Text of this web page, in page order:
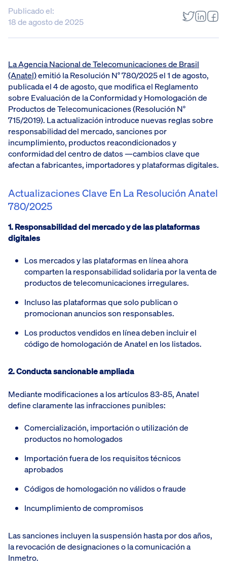
Publicado el:
18 de agosto de 2025
La Agencia Nacional de Telecomunicaciones de Brasil
(Anatel)emitió la Resolución N° 780/2025 el 1 de agosto,
publicada el 4 de agosto, que modifica el Reglamento
sobre Evaluación de la Conformidad y Homologación de
Productos de Telecomunicaciones (Resolución N°
715/2019). La actualización introduce nuevas reglas sobre
responsabilidad del mercado, sanciones por
incumplimiento, productos reacondicionados y
conformidad del centro de datos —cambios clave que
afectan a fabricantes, importadores y plataformas digitales.
Actualizaciones Clave En La Resolución Anatel
780/2025
1. Responsabilidad del mercado y de las plataformas
digitales
Los mercados y las plataformas en línea ahora
comparten la responsabilidad solidaria por la venta de
productos de telecomunicaciones irregulares.
Incluso las plataformas que solo publican o
promocionan anuncios son responsables.
Los productos vendidos en línea deben incluir el
código de homologación de Anatel en los listados.
2. Conducta sancionable ampliada
Mediante modificaciones a los artículos 83-85, Anatel
define claramente las infracciones punibles:
Comercialización, importación o utilización de
productos no homologados
Importación fuera de los requisitos técnicos
aprobados
Códigos de homologación no válidos o fraude
Incumplimiento de compromisos
Las sanciones incluyen la suspensión hasta por dos años,
la revocación de designaciones o la comunicación a
Inmetro.